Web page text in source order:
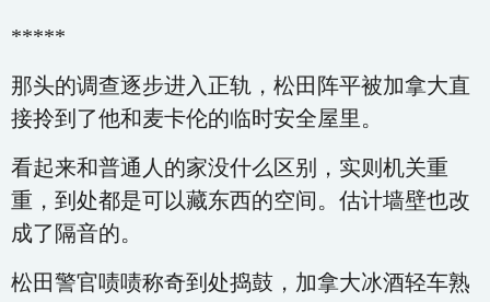
*****
那头的调查逐步进入正轨，松田阵平被加拿大直
接拎到了他和麦卡伦的临时安全屋里。
看起来和普通人的家没什么区别，实则机关重
重，到处都是可以藏东西的空间。估计墙壁也改
成了隔音的。
松田警官啧啧称奇到处捣鼓，加拿大冰酒轻车熟